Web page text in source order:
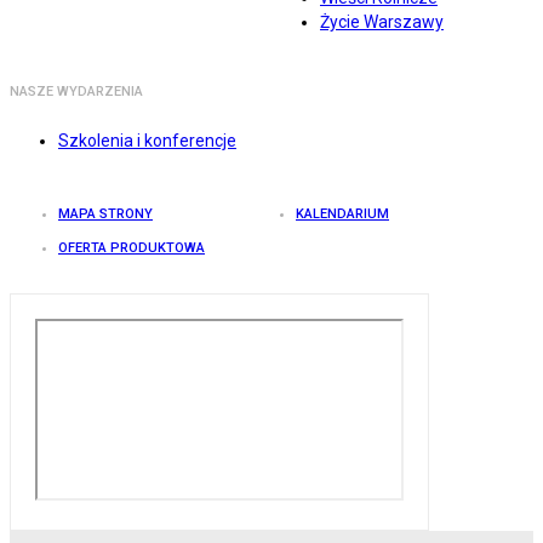
Życie Warszawy
NASZE WYDARZENIA
Szkolenia i konferencje
MAPA STRONY KALENDARIUM
OFERTA PRODUKTOWA